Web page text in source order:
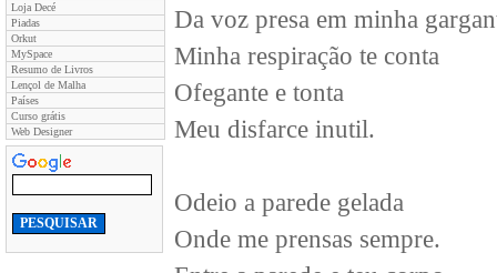
Loja Decé
Piadas
Orkut
MySpace
Resumo de Livros
Lençol de Malha
Países
Curso grátis
Web Designer
Da voz presa em minha
Minha respiração te conta
Ofegante e tonta
Meu disfarce inutil.
Odeio a parede gelada
Onde me prensas sempre.